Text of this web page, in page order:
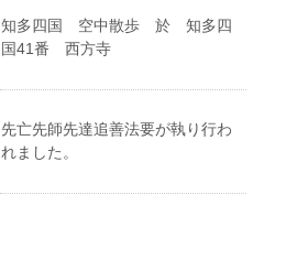
知多四国 空中散歩 於 知多四
国41番 西方寺
先亡先師先達追善法要が執り行わ
れました。